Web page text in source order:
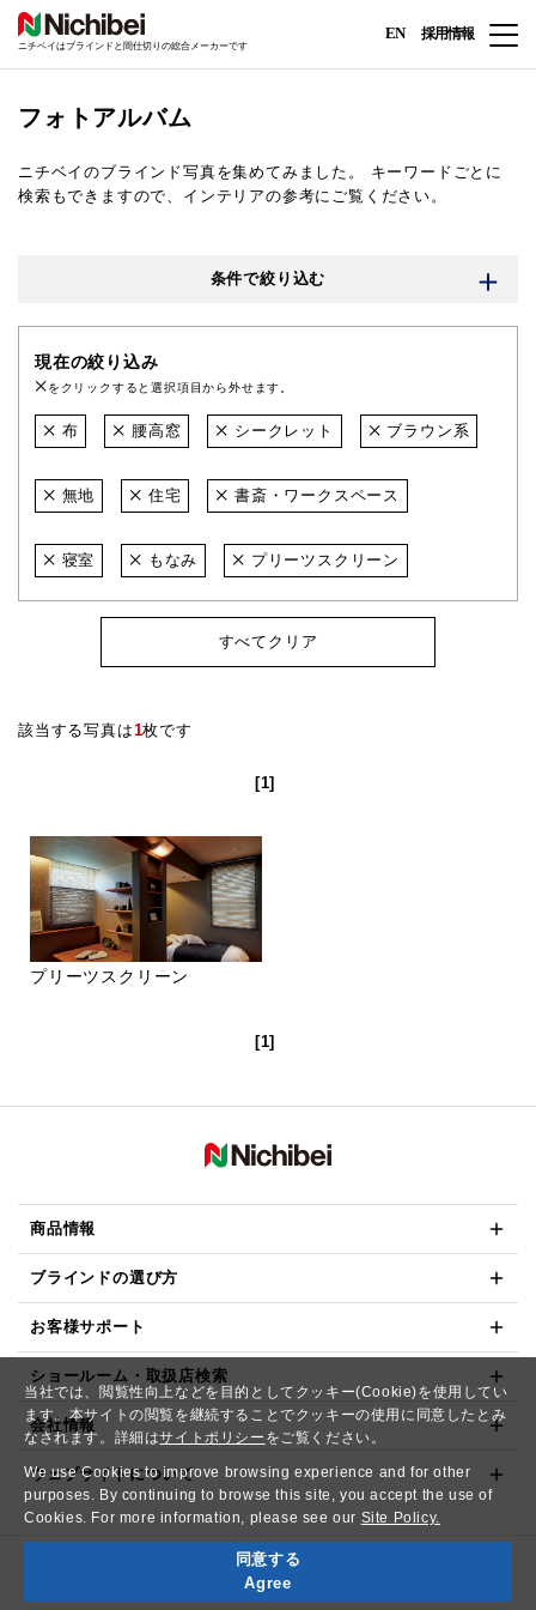
当社では、閲覧性向上などを目的としてクッキー(Cookie)を使用してい
ます。本サイトの閲覧を継続することでクッキーの使用に同意したとみ
なされます。詳細はサイトポリシー をご覧ください。
We use Cookies to improve browsing experience and for other
purposes. By continuing to browse this site, you accept the use of
Cookies. For more information, please see our Site Policy.
同意する
Agree
ニチベイはブラインドと間仕切りの総合メーカーです
EN 採用情報
フォトアルバム
ニチベイのブラインド写真を集めてみました。
キーワードごとに
検索もできますので、インテリアの参考にご覧ください。
条件で絞り込む
現在の絞り込み
をクリックすると選択項目から外せます。
布 腰高窓 シークレット ブラウン系
無地 住宅 書斎・ワークスペース
寝室 もなみ プリーツスクリーン
すべてクリア
該当する写真は1枚です
[1]
プリーツスクリーン
[1]
商品情報
ブラインドの選び方
お客様サポート
ショールーム・取扱店検索
会社情報
ウェブサイトについて
Copyright© NICHIBEI CO.,LTD. All Rights Reserved.